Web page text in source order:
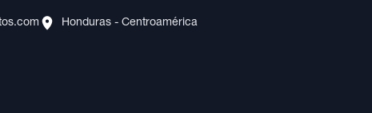
Honduras - Centroamérica